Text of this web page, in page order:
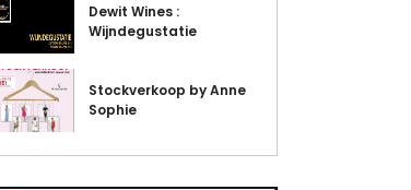
Dewit Wines :
Wijndegustatie
Stockverkoop by Anne
Sophie